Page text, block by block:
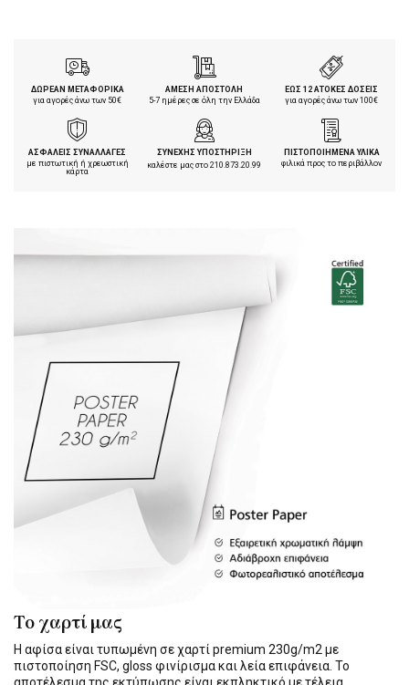
ΔΩΡΕΑΝ ΜΕΤΑΦΟΡΙΚΑ
για αγορές άνω των 50€
ΑΜΕΣΗ ΑΠΟΣΤΟΛΗ
5-7 ημέρες σε όλη την Ελλάδα
ΕΩΣ 12 ΑΤΟΚΕΣ ΔΟΣΕΙΣ
για αγορές άνω των 100€
ΑΣΦΑΛΕΙΣ ΣΥΝΑΛΛΑΓΕΣ
με πιστωτική ή χρεωστική
κάρτα
ΣΥΝΕΧΗΣ ΥΠΟΣΤΗΡΙΞΗ
καλέστε μας στο210.873.20.99
ΠΙΣΤΟΠΟΙΗΜΕΝΑ ΥΛΙΚΑ
φιλικά προς το περιβάλλον
Το χαρτί μας
Η αφίσα είναι τυπωμένη σε χαρτί premium 230g/m2 με
πιστοποίηση FSC, gloss φινίρισμα και λεία επιφάνεια. Το